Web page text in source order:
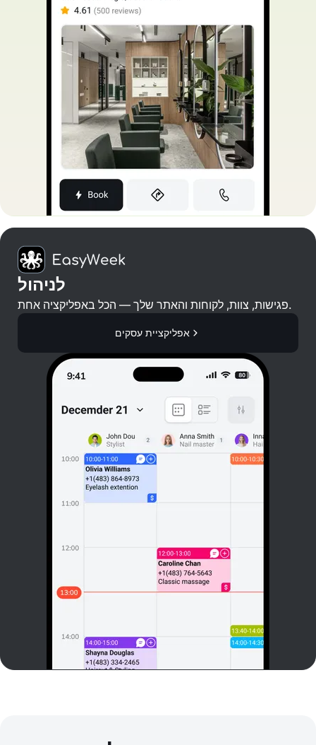
לניהול
פגישות, צוות, לקוחות והאתר שלך — הכל באפליקציה אחת.
אפליקציית עסקים